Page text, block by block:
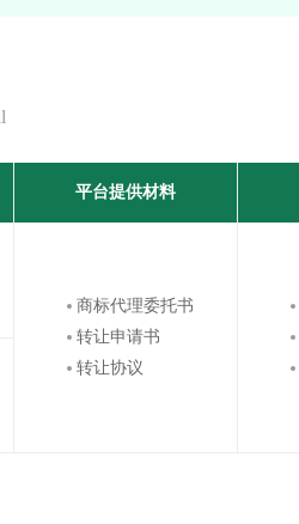
平台提供材料
商标代理委托书
转让申请书
转让协议